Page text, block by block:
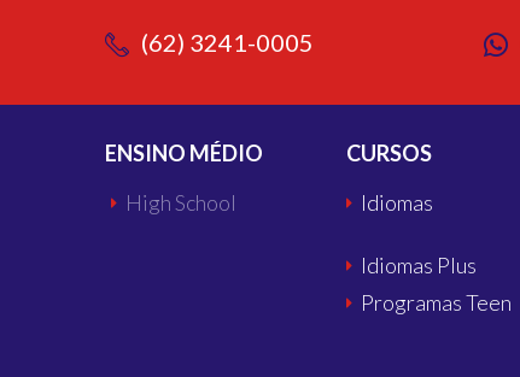
(62) 3241-0005
ENSINO MÉDIO
High School
CURSOS
Idiomas
Idiomas Plus
Programas Teen